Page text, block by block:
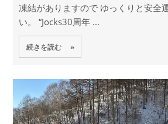
凍結がありますので ゆっくりと安全
い。 “Jocks30周年 ...
続きを読む »